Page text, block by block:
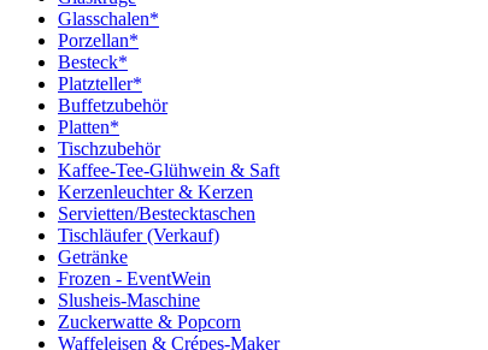
Glasschalen*
Porzellan*
Besteck*
Platzteller*
Buffetzubehör
Platten*
Tischzubehör
Kaffee-Tee-Glühwein & Saft
Kerzenleuchter & Kerzen
Servietten/Bestecktaschen
Tischläufer (Verkauf)
Getränke
Frozen - EventWein
Slusheis-Maschine
Zuckerwatte & Popcorn
Waffeleisen & Crépes-Maker